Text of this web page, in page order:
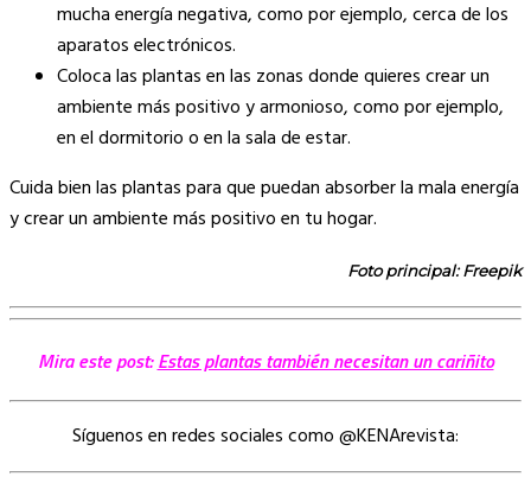
mucha energía negativa, como por ejemplo, cerca de los
aparatos electrónicos.
Coloca las plantas en las zonas donde quieres crear un
ambiente más positivo y armonioso, como por ejemplo,
en el dormitorio o en la sala de estar.
Cuida bien las plantas para que puedan absorber la mala energía
y crear un ambiente más positivo en tu hogar.
Foto principal: Freepik
Mira este post:Estas plantas también necesitan un cariñito
Síguenos en redes sociales como @KENArevista: